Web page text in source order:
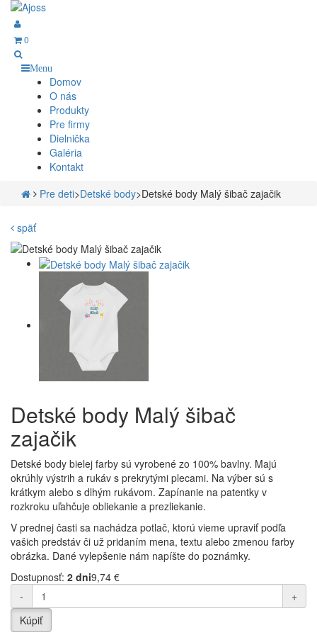
0
Menu
Domov
O nás
Produkty
Pre firmy
Dielnička
Galéria
Kontakt
Pre deti>Detské body>Detské body Malý šibač zajačik
späť
Detské body Malý šibač
zajačik
Detské body bielej farby sú vyrobené zo 100% bavlny. Majú
okrúhly výstrih a rukáv s prekrytými plecami. Na výber sú s
krátkym alebo s dlhým rukávom. Zapínanie na patentky v
rozkroku uľahčuje obliekanie a prezliekanie.
V prednej časti sa nachádza potlač, ktorú vieme upraviť podľa
vašich predstáv či už pridaním mena, textu alebo zmenou farby
obrázka. Dané vylepšenie nám napíšte do poznámky.
Dostupnosť: 2 dni9,74 €
-
+
Kúpiť